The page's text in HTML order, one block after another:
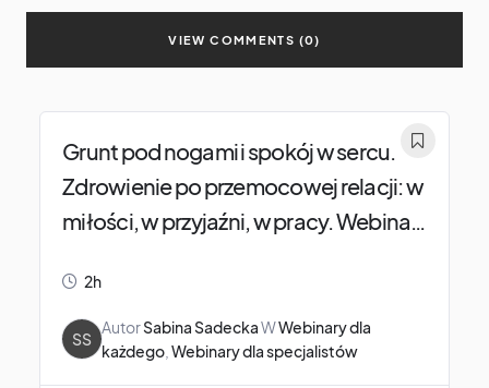
VIEW COMMENTS (0)
Grunt pod nogami i spokój w sercu.
Zdrowienie po przemocowej relacji: w
miłości, w przyjaźni, w pracy. Webinar
2h
SS
AutorSabina SadeckaWWebinary dla
każdego Webinary dla specjalistów